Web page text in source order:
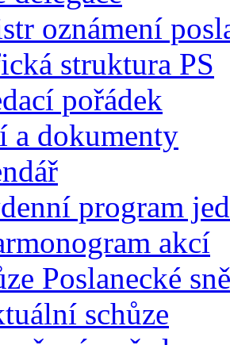
oznámení
struktura PS
pořádek
a dokumenty
program
akcí
Poslanecké
schůze